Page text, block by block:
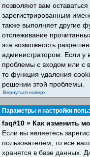
позволяют вам
зарегистрированным
также выполняет другие
отслеживание
эта возможность
администратором. Если у
проблемы с входом или с
то функция удаления
решении этой проблемы.
Вернуться наверх
Параметры и настройки
faq#10 » Как изменить
Если вы являетесь
пользователем, то все
хранятся в базе данных.